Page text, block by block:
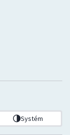
Systém